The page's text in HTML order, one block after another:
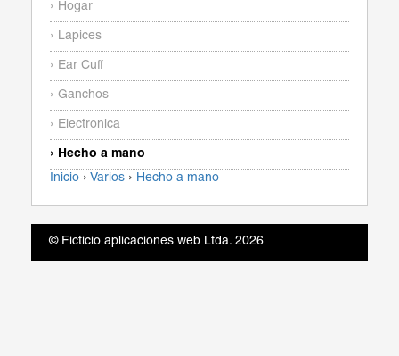
› Hogar
› Lapices
› Ear Cuff
› Ganchos
› Electronica
› Hecho a mano
Inicio › Varios › Hecho a mano
© Ficticio aplicaciones web Ltda. 2026